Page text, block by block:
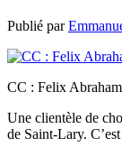
Publié par
CC : Felix Abraham
Une clientèle de
de Saint-Lary.